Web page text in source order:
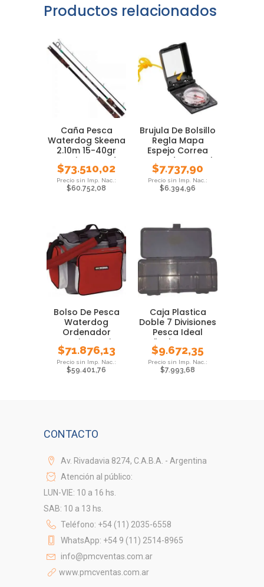
Productos relacionados
Caña Pesca
Waterdog Skeena
2.10m 15-40gr
Tararira Dorado
$73.510,02
$60.752,08
Brujula De Bolsillo
Regla Mapa
Espejo Correa
Waterdog Local
$7.737,90
$6.394,96
Bolso De Pesca
Waterdog
Ordenador
Camping Varios
Bolsillos
$71.876,13
$59.401,76
Caja Plastica
Doble 7 Divisiones
Pesca Ideal
Señuelos Mosca
$9.672,35
$7.993,68
CONTACTO
Av. Rivadavia 8274, C.A.B.A. - Argentina
Atención al público:
LUN-VIE: 10 a 16 hs.
SAB: 10 a 13 hs.
Teléfono: +54 (11) 2035-6558
WhatsApp: +54 9 (11) 2514-8965
info@pmcventas.com.ar
www.pmcventas.com.ar